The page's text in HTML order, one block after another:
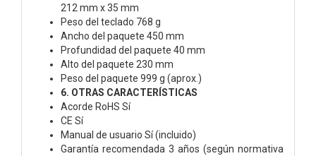
212 mm x 35 mm
Peso del teclado 768 g
Ancho del paquete 450 mm
Profundidad del paquete 40 mm
Alto del paquete 230 mm
Peso del paquete 999 g (aprox.)
6. OTRAS CARACTERÍSTICAS
Acorde RoHS Sí
CE Sí
Manual de usuario Sí (incluido)
Garantía recomendada 3 años (según normativa